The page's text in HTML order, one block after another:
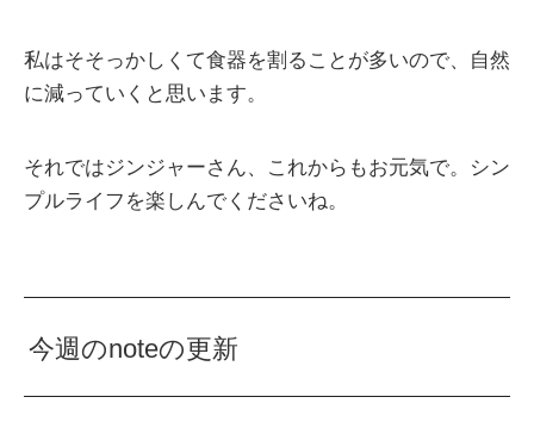
私はそそっかしくて食器を割ることが多いので、自然
に減っていくと思います。
それではジンジャーさん、これからもお元気で。シン
プルライフを楽しんでくださいね。
今週のnoteの更新